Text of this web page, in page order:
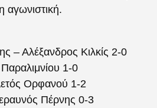
αγωνιστική.
– Αλέξανδρος Κιλκίς 2-0
1-0
Ορφανού 1-2
Πέρνης 0-3